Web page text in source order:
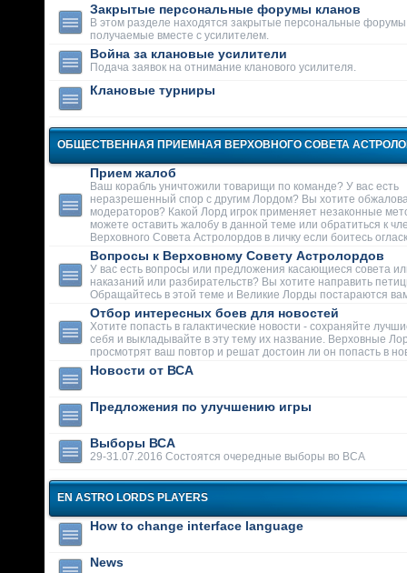
Закрытые персональные форумы кланов
В этом разделе находятся закрытые персональные форумы
получаемые вместе с усилителем.
Война за клановые усилители
Подача заявок на отнимание кланового усилителя.
Клановые турниры
ОБЩЕСТВЕННАЯ ПРИЕМНАЯ ВЕРХОВНОГО СОВЕТА
Прием жалоб
Ваш корабль уничтожили товарищи по команде? У вас есть
неразрешенный спор с другим Лордом? Вы хотите
модераторов? Какой Лорд игрок применяет незаконные
можете оставить жалобу в данной теме или обратиться к
Верховного Совета Астролордов в личку если боитесь
Вопросы к Верховному Совету Астролордов
У вас есть вопросы или предложения касающиеся совета
наказаний или разбирательств? Вы хотите направить
Обращайтесь в этой теме и Великие Лорды постараются
Отбор интересных боев для новостей
Хотите попасть в галактические новости - сохраняйте
себя и выкладывайте в эту тему их название. Верховные
просмотрят ваш повтор и решат достоин ли он попасть в
Новости от ВСА
Предложения по улучшению игры
Выборы ВСА
29-31.07.2016 Состоятся очередные выборы во ВСА
EN ASTRO LORDS PLAYERS
How to change interface language
News